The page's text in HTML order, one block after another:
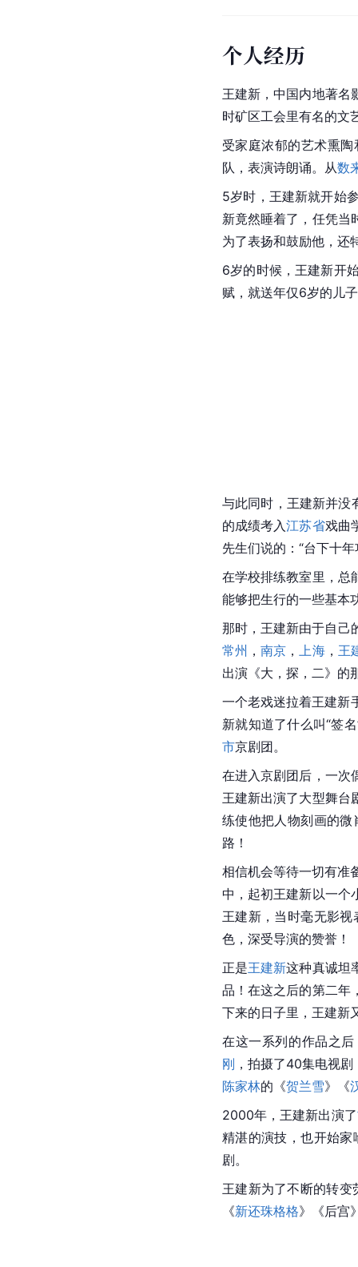
个人经历
王建新，中国内地著名
时矿区工会里有名的文
受家庭浓郁的艺术熏陶
队，表演诗朗诵。从数
5岁时，王建新就开始
新竟然睡着了，任凭当
为了表扬和鼓励他，还
6岁的时候，王建新开
赋，就送年仅6岁的儿
与此同时，王建新并没
的成绩考入江苏省戏曲
先生们说的：“台下十
在学校排练教室里，总
能够把生行的一些基本
那时，王建新由于自己
常州 ，南京 ，上海， 王
出演《大，探，二》的
一个老戏迷拉着王建新
新就知道了什么叫“签
市京剧团。
在进入京剧团后，一次
王建新出演了大型舞台
练使他把人物刻画的
路！
相信机会等待一切有准
中，起初王建新以一个
王建新，当时毫无影
色，深受导演的赞誉！
正是王建新这种真诚坦
品！在这之后的第二年
下来的日子里，王建新
在这一系列的作品之
刚 ，拍摄了40集电视剧
陈家林的《贺兰雪》《
2000年，王建新出演了
精湛的演技，也开始
剧。
王建新为了不断的转
《新还珠格格》《后宫